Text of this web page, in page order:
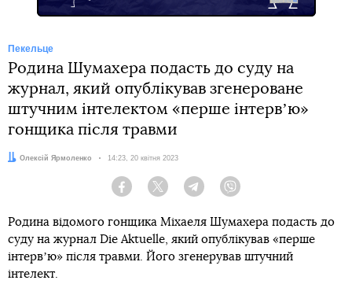
Пекельце
Родина Шумахера подасть до суду на
журнал, який опублікував згенероване
штучним інтелектом «перше інтервʼю»
гонщика після травми
Автор:
Олексій Ярмоленко Дата:
14:23, 20 квітня 2023
Facebook Twitter Telegram
Родина відомого гонщика Міхаеля Шумахера подасть до
суду на журнал Die Aktuelle, який опублікував «перше
інтервʼю» після травми. Його згенерував штучний
інтелект.